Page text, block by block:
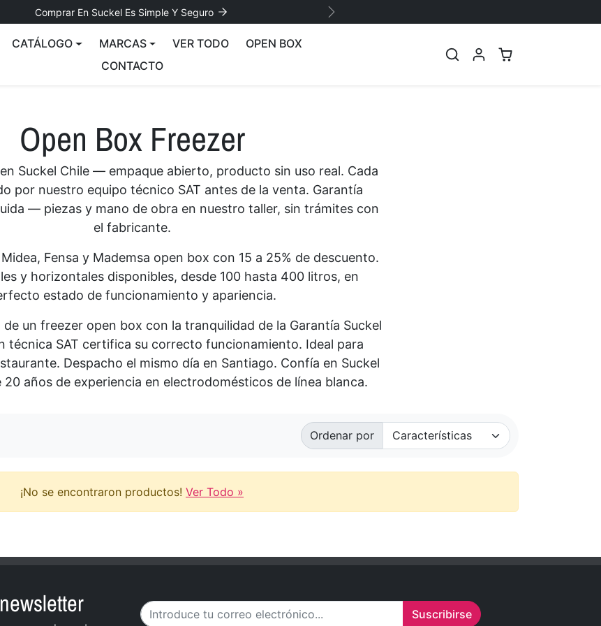
Comprar En Suckel Es Simple Y Seguro
Siguiente
CATÁLOGO MARCAS VER TODO
OPEN BOX
CONTACTO
Open Box Freezer
Suckel Chile — empaque abierto, producto sin uso real. Cada
por nuestro equipo técnico SAT antes de la venta. Garantía
— piezas y mano de obra en nuestro taller, sin trámites con
el fabricante.
Fensa y Mademsa open box con 15 a 25% de descuento.
y horizontales disponibles, desde 100 hasta 400 litros, en
estado de funcionamiento y apariencia.
un freezer open box con la tranquilidad de la Garantía Suckel
técnica SAT certifica su correcto funcionamiento. Ideal para
Despacho el mismo día en Santiago. Confía en Suckel
20 años de experiencia en electrodomésticos de línea blanca.
Ordenar por
¡No se encontraron productos! Ver Todo »
Suscribirse